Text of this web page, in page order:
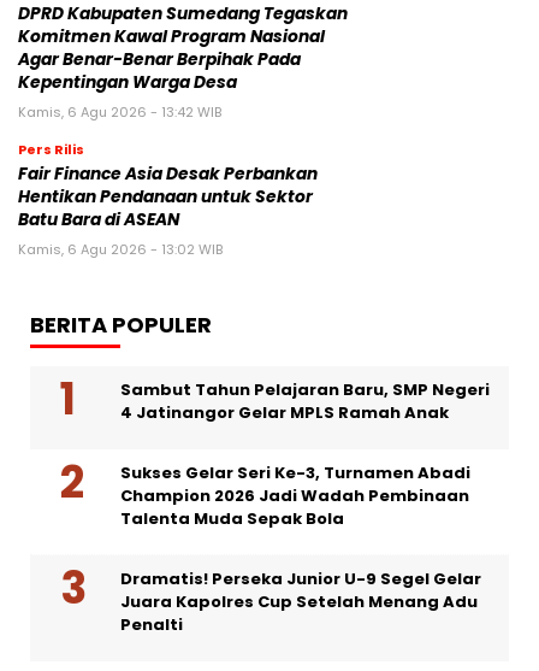
DPRD Kabupaten Sumedang Tegaskan
Komitmen Kawal Program Nasional
Agar Benar-Benar Berpihak Pada
Kepentingan Warga Desa
Kamis, 6 Agu 2026 - 13:42 WIB
Pers Rilis
Fair Finance Asia Desak Perbankan
Hentikan Pendanaan untuk Sektor
Batu Bara di ASEAN
Kamis, 6 Agu 2026 - 13:02 WIB
BERITA POPULER
Sambut Tahun Pelajaran Baru, SMP Negeri
4 Jatinangor Gelar MPLS Ramah Anak
Sukses Gelar Seri Ke-3, Turnamen Abadi
Champion 2026 Jadi Wadah Pembinaan
Talenta Muda Sepak Bola
Dramatis! Perseka Junior U-9 Segel Gelar
Juara Kapolres Cup Setelah Menang Adu
Penalti